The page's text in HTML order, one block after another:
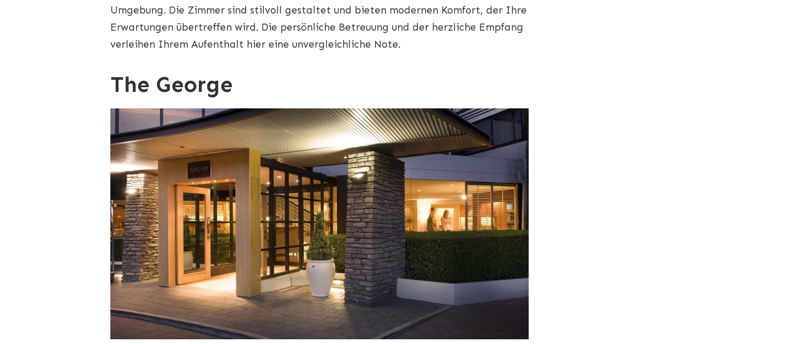
Umgebung. Die Zimmer sind stilvoll gestaltet und bieten modernen Komfort, der Ihre
Erwartungen übertreffen wird. Die persönliche Betreuung und der herzliche Empfang
verleihen Ihrem Aufenthalt hier eine unvergleichliche Note.
The George